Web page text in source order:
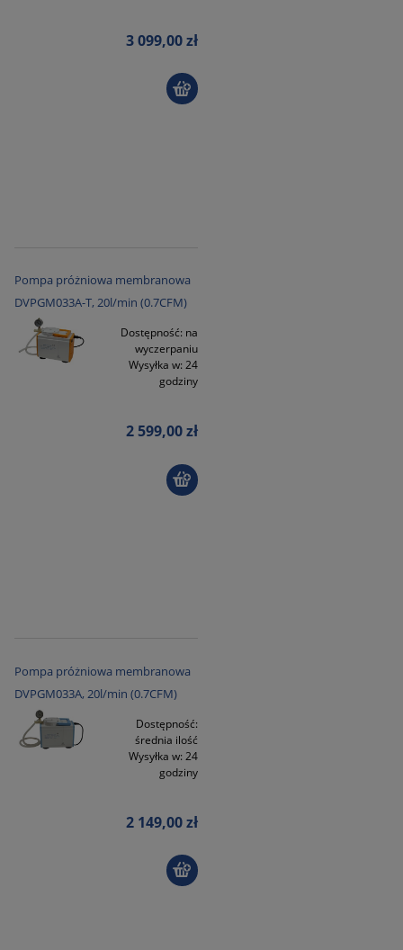
3 099,00 zł
Pompa próżniowa membranowa
DVPGM033A-T, 20l/min (0.7CFM)
Dostępność: na
wyczerpaniu
Wysyłka w: 24
godziny
2 599,00 zł
Pompa próżniowa membranowa
DVPGM033A, 20l/min (0.7CFM)
Dostępność:
średnia ilość
Wysyłka w: 24
godziny
2 149,00 zł